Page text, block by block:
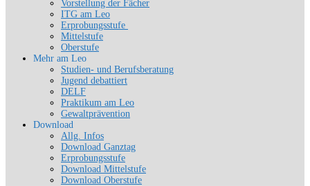
Vorstellung der Fächer
ITG am Leo
Erprobungsstufe
Mittelstufe
Oberstufe
Mehr am Leo
Studien- und Berufsberatung
Jugend debattiert
DELF
Praktikum am Leo
Gewaltprävention
Download
Allg. Infos
Download Ganztag
Erprobungsstufe
Download Mittelstufe
Download Oberstufe